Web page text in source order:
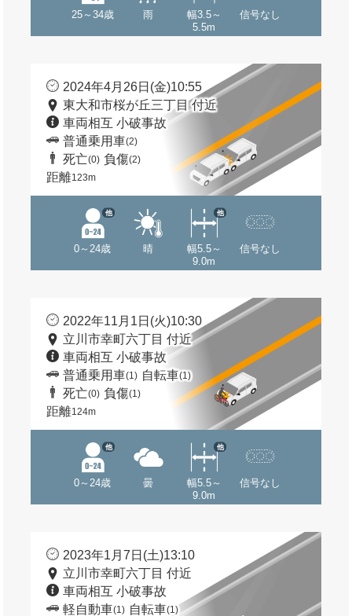
25～34歳 雨
幅3.5～
5.5m
信号なし
2024年4月26日(金)10:55
東大和市桜が丘三丁目 付近
車両相互 小破事故
普通乗用車(2)
死亡(0) 負傷(2)
距離123m
0～24歳
他
晴
幅5.5～
9.0m
他
信号なし
2022年11月1日(火)10:30
立川市幸町六丁目 付近
車両相互 小破事故
普通乗用車(1) 自転車(1)
死亡(0) 負傷(1)
距離124m
0～24歳
他
曇
幅5.5～
9.0m
他
信号なし
2023年1月7日(土)13:10
立川市幸町六丁目 付近
車両相互 小破事故
軽自動車(1) 自転車(1)